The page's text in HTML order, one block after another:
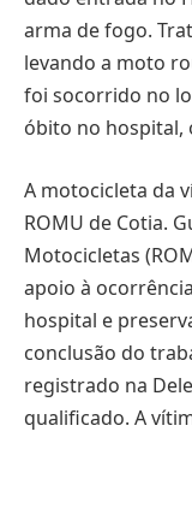
arma de fogo.
levando a moto
foi socorrido no
óbito no hospital,
A motocicleta da
ROMU de Cotia.
Motocicletas
apoio à
hospital e
conclusão do
registrado na
qualificado. A